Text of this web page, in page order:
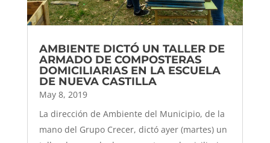
AMBIENTE DICTÓ UN TALLER DE
ARMADO DE COMPOSTERAS
DOMICILIARIAS EN LA ESCUELA
DE NUEVA CASTILLA
May 8, 2019
La dirección de Ambiente del Municipio, de la
mano del Grupo Crecer, dictó ayer (martes) un